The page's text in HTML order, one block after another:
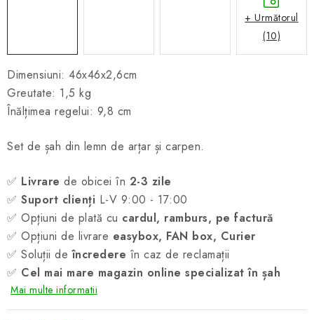
Dimensiuni: 46x46x2,6cm
Greutate: 1,5 kg
Înălțimea regelui: 9,8 cm
Set de șah din lemn de arțar și carpen.
✅ Livrare de obicei în 2-3 zile
✅ Suport clienți L-V 9:00 - 17:00
✅ Opțiuni de plată cu cardul, ramburs, pe factură
✅ Opțiuni de livrare easybox, FAN box, Curier
✅ Soluții deîncredere în caz de reclamații
✅ Cel mai mare magazin online specializat în șah
Mai multe informatii
+ Următorul
(10)